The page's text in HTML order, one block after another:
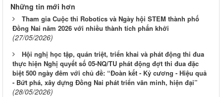
Những tin mới hơn
Tham gia Cuộc thi Robotics và Ngày hội STEM thành phố
Đồng Nai năm 2026 với nhiều thành tích phấn khởi
(27/05/2026)
Hội nghị học tập, quán triệt, triển khai và phát động thi đua
thực hiện Nghị quyết số 05-NQ/TU phát động đợt thi đua đặc
biệt 500 ngày đêm với chủ đề: “Đoàn kết - Kỷ cương - Hiệu quả
- Bứt phá, xây dựng Đồng Nai phát triển văn minh, hiện đại”
(28/05/2026)